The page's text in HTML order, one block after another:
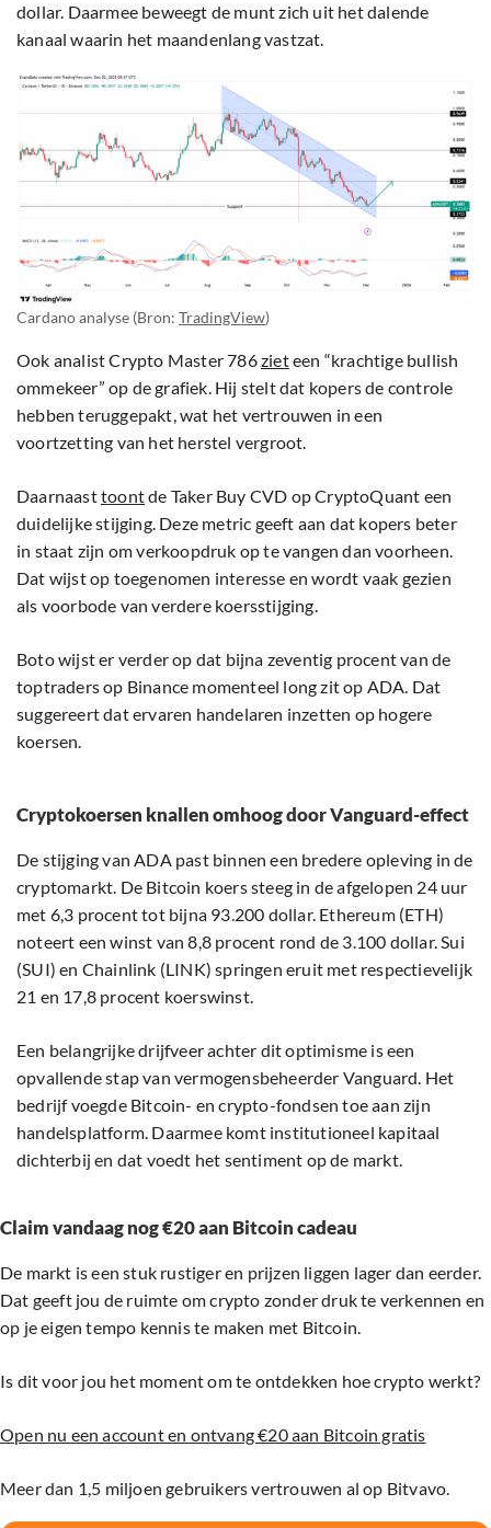
dollar. Daarmee beweegt de munt zich uit het dalende
kanaal waarin het maandenlang vastzat.
Cardano analyse (Bron: TradingView)
Ook analist Crypto Master 786zieteen “krachtige bullish
ommekeer” op de grafiek. Hij stelt dat kopers de controle
hebben teruggepakt, wat het vertrouwen in een
voortzetting van het herstel vergroot.
Daarnaasttoontde Taker Buy CVD op CryptoQuant een
duidelijke stijging. Deze metric geeft aan dat kopers beter
in staat zijn om verkoopdruk op te vangen dan voorheen.
Dat wijst op toegenomen interesse en wordt vaak gezien
als voorbode van verdere koersstijging.
Boto wijst er verder op dat bijna zeventig procent van de
toptraders op Binance momenteel long zit op ADA. Dat
suggereert dat ervaren handelaren inzetten op hogere
koersen.
Cryptokoersen knallen omhoog door Vanguard-effect
De stijging van ADA past binnen een bredere opleving in de
cryptomarkt. De Bitcoin koers steeg in de afgelopen 24 uur
met 6,3 procent tot bijna 93.200 dollar. Ethereum (ETH)
noteert een winst van 8,8 procent rond de 3.100 dollar. Sui
(SUI) en Chainlink (LINK) springen eruit met respectievelijk
21 en 17,8 procent koerswinst.
Een belangrijke drijfveer achter dit optimisme is een
opvallende stap van vermogensbeheerder Vanguard. Het
bedrijf voegde Bitcoin- en crypto-fondsen toe aan zijn
handelsplatform. Daarmee komt institutioneel kapitaal
dichterbij en dat voedt het sentiment op de markt.
Claim vandaag nog €20 aan Bitcoin cadeau
De markt is een stuk rustiger en prijzen liggen lager dan eerder.
Dat geeft jou de ruimte om crypto zonder druk te verkennen en
op je eigen tempo kennis te maken met Bitcoin.
Is dit voor jou het moment om te ontdekken hoe crypto werkt?
Open nu een account en ontvang €20 aan Bitcoin gratis
Meer dan 1,5 miljoen gebruikers vertrouwen al op Bitvavo.